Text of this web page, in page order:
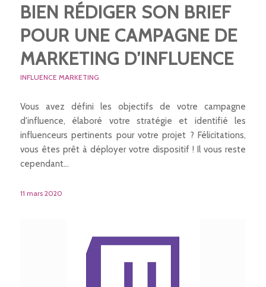
BIEN RÉDIGER SON BRIEF
POUR UNE CAMPAGNE DE
MARKETING D’INFLUENCE
INFLUENCE MARKETING
Vous avez défini les objectifs de votre campagne
d'influence, élaboré votre stratégie et identifié les
influenceurs pertinents pour votre projet ? Félicitations,
vous êtes prêt à déployer votre dispositif ! Il vous reste
cependant…
11 mars 2020